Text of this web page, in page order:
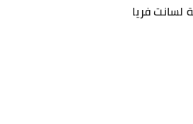
لسانت فريا